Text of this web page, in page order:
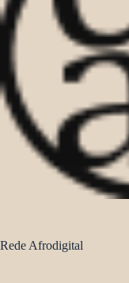
Rede Afrodigital